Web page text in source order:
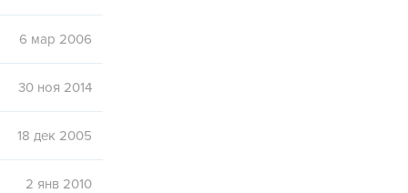
6 мар 2006
30 ноя 2014
18 дек 2005
2 янв 2010